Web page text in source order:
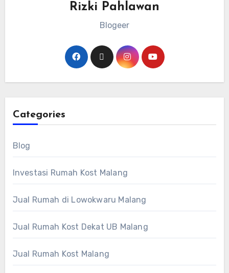
Rizki Pahlawan
Blogeer
Categories
Blog
Investasi Rumah Kost Malang
Jual Rumah di Lowokwaru Malang
Jual Rumah Kost Dekat UB Malang
Jual Rumah Kost Malang